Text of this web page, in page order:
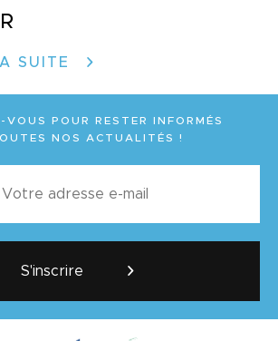
SUITE
VOUS POUR RESTER INFORMÉS
NOS ACTUALITÉS !
S'inscrire